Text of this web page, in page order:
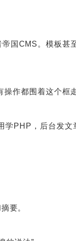
国CMS。模板甚
都围着这个框
PHP，后台发
要。